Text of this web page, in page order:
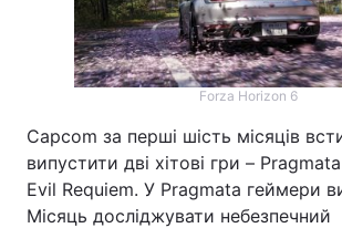
Forza Horizon 6
Capcom за перші шість місяців
випустити дві хітові гри –
Evil Requiem. У Pragmata геймери
Місяць досліджувати небезпечний